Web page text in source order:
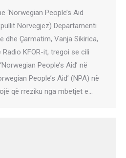
‘Norwegian People’s Aid
Norvegjez) Departamenti
dhe Çarmatim, Vanja Sikirica,
KFOR-it, tregoi se cili
People’s Aid’ në
People’s Aid’ (NPA) në
që rreziku nga mbetjet e…